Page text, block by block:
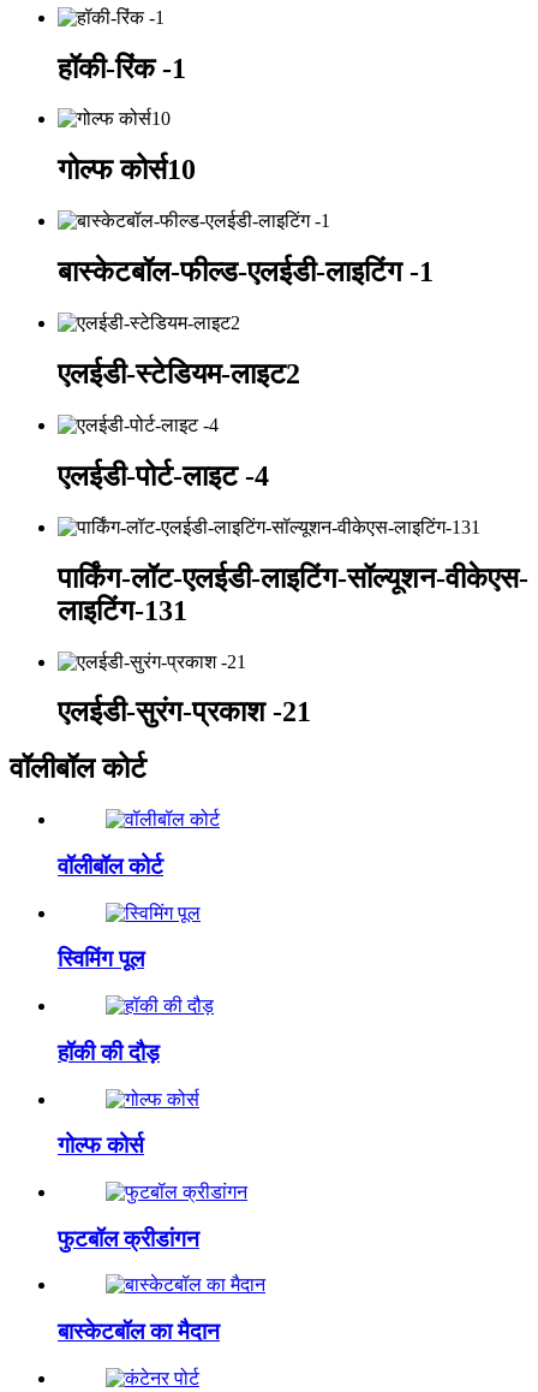
हॉकी-रिंक -1
गोल्फ कोर्स10
बास्केटबॉल-फील्ड-एलईडी-लाइटिंग -1
एलईडी-स्टेडियम-लाइट2
एलईडी-पोर्ट-लाइट -4
पार्किंग-लॉट-एलईडी-लाइटिंग-सॉल्यूशन-वीकेएस-
लाइटिंग-131
एलईडी-सुरंग-प्रकाश -21
वॉलीबॉल कोर्ट
वॉलीबॉल कोर्ट
स्विमिंग पूल
हॉकी की दौड़
गोल्फ कोर्स
फुटबॉल क्रीडांगन
बास्केटबॉल का मैदान